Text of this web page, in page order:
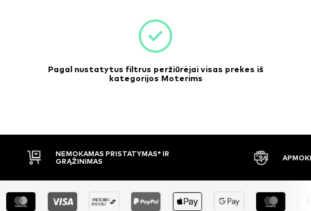
Pagal nustatytus filtrus peržiūrėjai visas prekes iš
kategorijos Moterims
NEMOKAMAS PRISTATYMAS* IR
GRĄŽINIMAS